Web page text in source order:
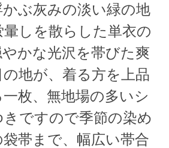
ぶ灰みの淡い緑の地
しを散らした単衣の
かな光沢を帯びた爽
地が、着る方を上品
枚、無地場の多いシ
ですので季節の染め
帯まで、幅広い帯合